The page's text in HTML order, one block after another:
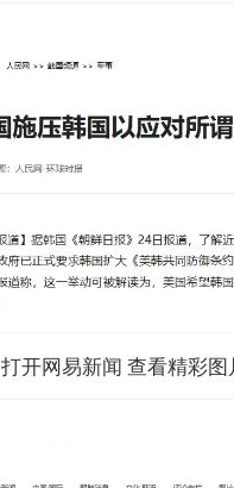
打开网易新闻 查看精彩图